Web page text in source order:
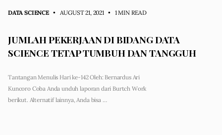
DATA SCIENCE • AUGUST 21, 2021 • 1 MIN READ
JUMLAH PEKERJAAN DI BIDANG DATA
SCIENCE TETAP TUMBUH DAN TANGGUH
Tantangan Menulis Hari ke-142 Oleh: Bernardus Ari
Kuncoro Coba Anda unduh laporan dari Burtch Work
berikut. Alternatif lainnya, Anda bisa …